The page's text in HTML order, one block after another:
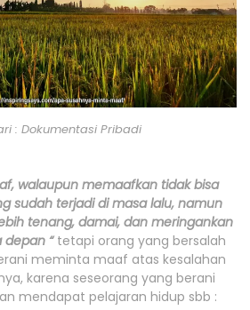
: Dokumentasi Pribadi
walaupun memaafkan tidak bisa
sudah terjadi di masa lalu, namun
tenang, damai, dan meringankan
depan “tetapi orang yang bersalah
meminta maaf atas kesalahan
karena seseorang yang berani
mendapat pelajaran hidup sbb :